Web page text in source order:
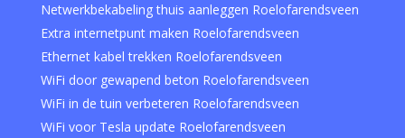
Netwerkbekabeling thuis aanleggen Roelofarendsveen
Extra internetpunt maken Roelofarendsveen
Ethernet kabel trekken Roelofarendsveen
WiFi door gewapend beton Roelofarendsveen
WiFi in de tuin verbeteren Roelofarendsveen
WiFi voor Tesla update Roelofarendsveen